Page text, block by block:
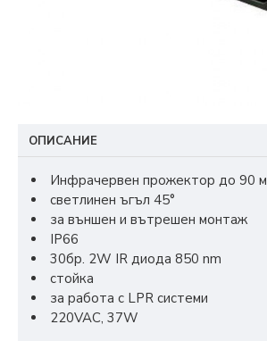
ОПИСАНИЕ
Инфрачервен прожектор до 90 м
светлинен ъгъл 45°
за външен и вътрешен монтаж
IP66
30бр. 2W IR диодa 850 nm
стойка
за работа с LPR системи
220VAC, 37W